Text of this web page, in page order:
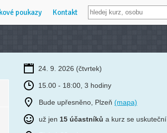
poukazy Kontakt
24. 9. 2026 (čtvrtek)
15.00 - 18:00, 3 hodiny
Bude upřesněno, Plzeň (mapa)
už jen 15 účastníků a kurz se uskuteční